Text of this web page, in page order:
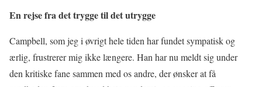
En rejse fra det trygge til det utrygge
Campbell, som jeg i øvrigt hele tiden har fundet sympatisk og
ærlig, frustrerer mig ikke længere. Han har nu meldt sig under
den kritiske fane sammen med os andre, der ønsker at få